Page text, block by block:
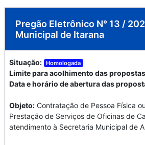
Pregão Eletrônico N° 13 /
Municipal de Itarana
Situação: Homologada
Limite para acolhimento das
Data e horário de abertura das
Objeto: Contratação de Pessoa Física
Prestação de Serviços de Oficinas de
atendimento à Secretaria Municipal de